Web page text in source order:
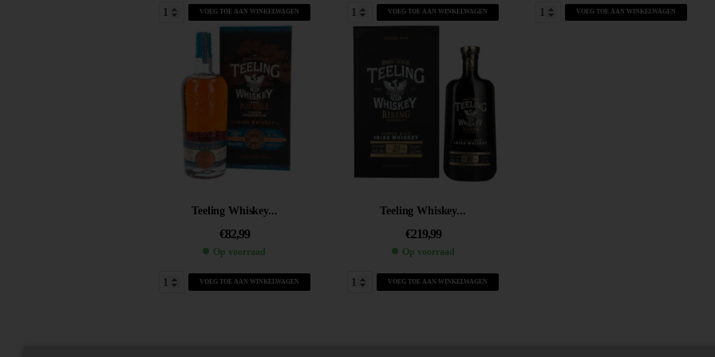
VOEG TOE AAN WINKELWAGEN VOEG TOE AAN WINKELWAGEN VOEG TOE AAN WINKELWAGEN
Teeling Whiskey...
€82,99
Op voorraad
VOEG TOE AAN WINKELWAGEN
Teeling Whiskey...
€219,99
Op voorraad
VOEG TOE AAN WINKELWAGEN